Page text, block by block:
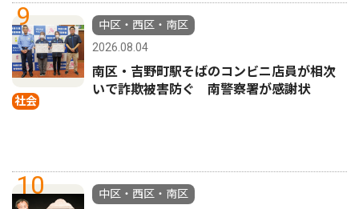
9
社会
中区・西区・南区
2026.08.04
南区・吉野町駅そばのコンビニ店員が相次
いで詐欺被害防ぐ 南警察署が感謝状
10
中区・西区・南区